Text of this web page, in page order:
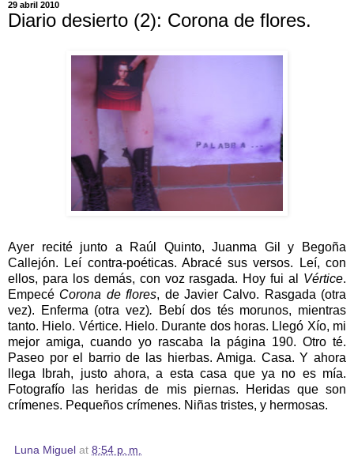
29 abril 2010
Diario desierto (2): Corona de flores.
Ayer recité junto a Raúl Quinto, Juanma Gil y Begoña
Callejón. Leí contra-poéticas. Abracé sus versos. Leí, con
ellos, para los demás, con voz rasgada. Hoy fui al
Vértice.
Empecé Corona de flores, de Javier Calvo. Rasgada (otra
vez). Enferma (otra vez).
Bebí dos tés morunos, mientras
tanto. Hielo. Vértice. Hielo. Durante dos horas. Llegó Xío, mi
mejor amiga, cuando yo rascaba la página 190. Otro té.
Paseo por el barrio de las hierbas. Amiga. Casa. Y ahora
llega Ibrah, justo ahora, a esta casa que ya no es mía.
Fotografío las heridas de mis piernas. Heridas que son
crímenes. Pequeños crímenes. Niñas tristes, y hermosas.
Luna Miguel at 8:54 p. m.